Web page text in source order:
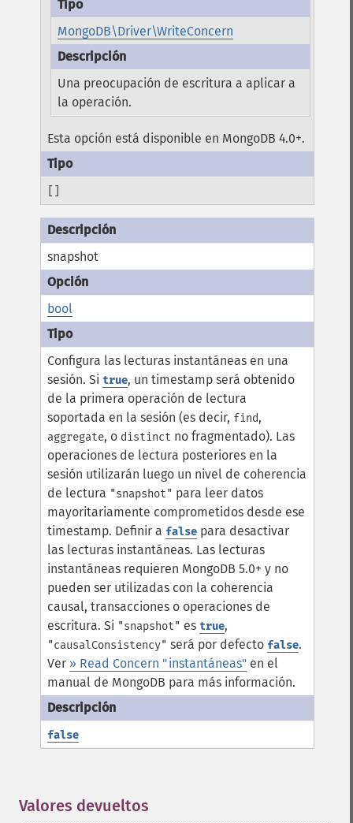
MongoDB\Driver\WriteConcern
Una preocupación de escritura a aplicar a
la operación.
Esta opción está disponible en MongoDB 4.0+.
snapshot
bool
Configura las lecturas instantáneas en una
sesión. Sitrue, un timestamp será obtenido
de la primera operación de lectura
soportada en la sesión (es decir, find,
aggregate, o distinct no fragmentado). Las
operaciones de lectura posteriores en la
sesión utilizarán luego un nivel de coherencia
de lectura "snapshot" para leer datos
mayoritariamente comprometidos desde ese
timestamp. Definir a false para desactivar
las lecturas instantáneas. Las lecturas
instantáneas requieren MongoDB 5.0+ y no
pueden ser utilizadas con la coherencia
causal, transacciones o operaciones de
escritura. Si "snapshot" estrue,
"causalConsistency" será por defecto false.
Ver » Read Concern "instantáneas" en el
manual de MongoDB para más información.
false
Valores devueltos